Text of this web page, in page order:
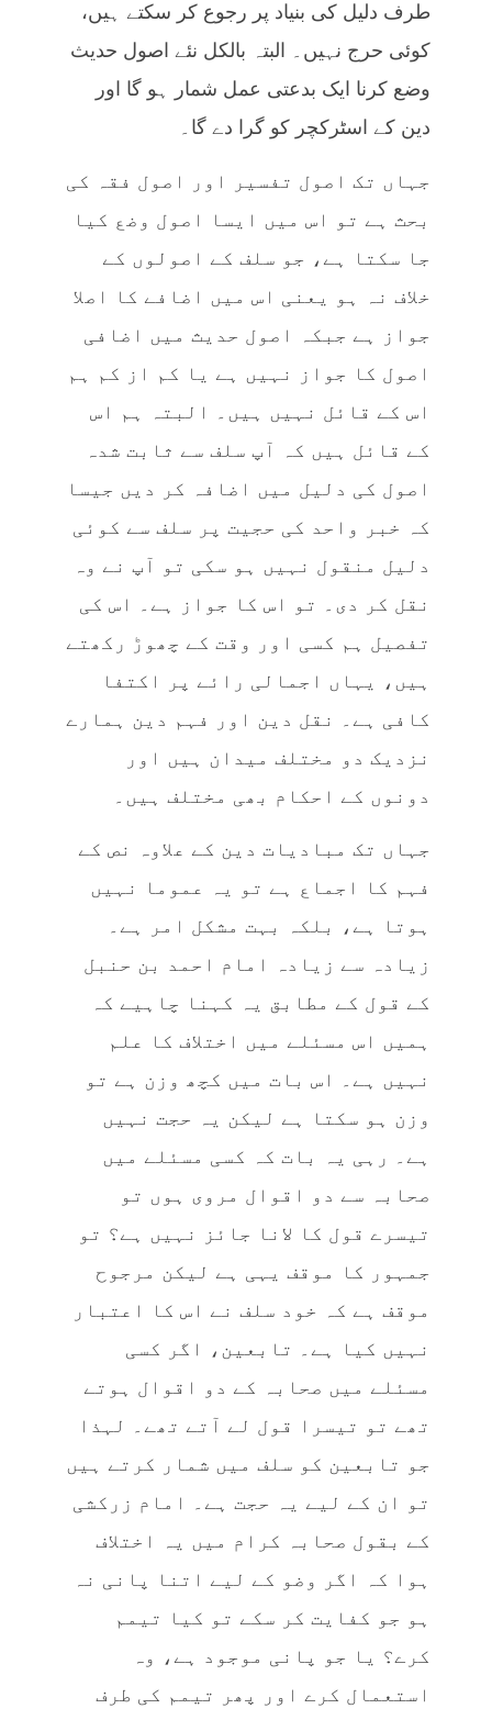
طرف دلیل کی بنیاد پر رجوع کر سکتے ہیں،
کوئی حرج نہیں۔ البتہ بالکل نئے اصول حدیث
وضع کرنا ایک بدعتی عمل شمار ہو گا اور
دین کے اسٹرکچر کو گرا دے گا۔
جہاں تک اصول تفسیر اور اصول فقہ کی
بحث ہے تو اس میں ایسا اصول وضع کیا
جا سکتا ہے، جو سلف کے اصولوں کے
خلاف نہ ہو یعنی اس میں اضافے کا اصلا
جواز ہے جبکہ اصول حدیث میں اضافی
اصول کا جواز نہیں ہے یا کم از کم ہم
اس کے قائل نہیں ہیں۔ البتہ ہم اس
کے قائل ہیں کہ آپ سلف سے ثابت شدہ
اصول کی دلیل میں اضافہ کر دیں جیسا
کہ خبر واحد کی حجیت پر سلف سے کوئی
دلیل منقول نہیں ہو سکی تو آپ نے وہ
نقل کر دی۔ تو اس کا جواز ہے۔ اس کی
تفصیل ہم کسی اور وقت کے چھوڑ رکھتے
ہیں، یہاں اجمالی رائے پر اکتفا
کافی ہے۔ نقل دین اور فہم دین ہمارے
نزدیک دو مختلف میدان ہیں اور
دونوں کے احکام بھی مختلف ہیں۔
جہاں تک مبادیات دین کے علاوہ نص کے
فہم کا اجماع ہے تو یہ عموما نہیں
ہوتا ہے، بلکہ بہت مشکل امر ہے۔
زیادہ سے زیادہ امام احمد بن حنبل
کے قول کے مطابق یہ کہنا چاہیے کہ
ہمیں اس مسئلے میں اختلاف کا علم
نہیں ہے۔ اس بات میں کچھ وزن ہے تو
وزن ہو سکتا ہے لیکن یہ حجت نہیں
ہے۔ رہی یہ بات کہ کسی مسئلے میں
صحابہ سے دو اقوال مروی ہوں تو
تیسرے قول کا لانا جائز نہیں ہے؟ تو
جمہور کا موقف یہی ہے لیکن مرجوح
موقف ہے کہ خود سلف نے اس کا اعتبار
نہیں کیا ہے۔ تابعین، اگر کسی
مسئلے میں صحابہ کے دو اقوال ہوتے
تھے تو تیسرا قول لے آتے تھے۔ لہذا
جو تابعین کو سلف میں شمار کرتے ہیں
تو ان کے لیے یہ حجت ہے۔ امام زرکشی
کے بقول صحابہ کرام میں یہ اختلاف
ہوا کہ اگر وضو کے لیے اتنا پانی نہ
ہو جو کفایت کر سکے تو کیا تیمم
کرے؟ یا جو پانی موجود ہے، وہ
استعمال کرے اور پھر تیمم کی طرف